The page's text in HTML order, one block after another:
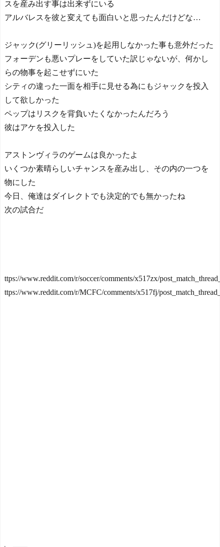
スを産み出す事は出来ずにいる
アルバレスを彼と変えても面白いと思ったんだけどな…
ジャック(グリーリッシュ)を起用しなかった事も意外だった
フォーデンも悪いプレーをしていた訳じゃないが、何かし
らの物事を起こせずにいた
シティの違った一面を相手に見せる為にもジャックを投入
して欲しかった
ペップはリスクを背負いたくなかったんだろう
彼はアケを投入した
アストンヴィラのゲームは良かったよ
いくつか素晴らしいチャンスを産み出し、その内の一つを
物にした
今日、俺達はダイレクトでも決定的でも無かったね
次の試合だ
ttps://www.reddit.com/r/soccer/comments/x517zx/
ttps://www.reddit.com/r/MCFC/comments/x517fj/